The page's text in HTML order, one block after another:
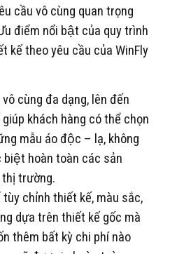
cầu vô cùng quan trọng
điểm nổi bật của quy trình
kế theo yêu cầu của WinFly
cùng đa dạng, lên đến
khách hàng có thể chọn
mẫu áo độc – lạ, không
biệt hoàn toàn các sản
trường.
chỉnh thiết kế, màu sắc,
dựa trên thiết kế gốc mà
thêm bất kỳ chi phí nào